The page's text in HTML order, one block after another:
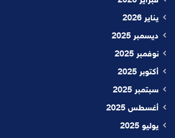
يناير 2026
ديسمبر 2025
نوفمبر 2025
أكتوبر 2025
سبتمبر 2025
أغسطس 2025
يوليو 2025